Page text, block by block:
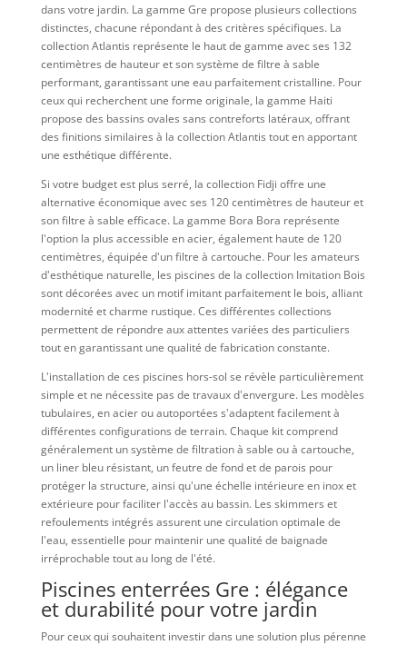
dans votre jardin. La gamme Gre propose plusieurs collections
distinctes, chacune répondant à des critères spécifiques. La
collection Atlantis représente le haut de gamme avec ses 132
centimètres de hauteur et son système de filtre à sable
performant, garantissant une eau parfaitement cristalline. Pour
ceux qui recherchent une forme originale, la gamme Haiti
propose des bassins ovales sans contreforts latéraux, offrant
des finitions similaires à la collection Atlantis tout en apportant
une esthétique différente.
Si votre budget est plus serré, la collection Fidji offre une
alternative économique avec ses 120 centimètres de hauteur et
son filtre à sable efficace. La gamme Bora Bora représente
l'option la plus accessible en acier, également haute de 120
centimètres, équipée d'un filtre à cartouche. Pour les amateurs
d'esthétique naturelle, les piscines de la collection Imitation Bois
sont décorées avec un motif imitant parfaitement le bois, alliant
modernité et charme rustique. Ces différentes collections
permettent de répondre aux attentes variées des particuliers
tout en garantissant une qualité de fabrication constante.
L'installation de ces piscines hors-sol se révèle particulièrement
simple et ne nécessite pas de travaux d'envergure. Les modèles
tubulaires, en acier ou autoportées s'adaptent facilement à
différentes configurations de terrain. Chaque kit comprend
généralement un système de filtration à sable ou à cartouche,
un liner bleu résistant, un feutre de fond et de parois pour
protéger la structure, ainsi qu'une échelle intérieure en inox et
extérieure pour faciliter l'accès au bassin. Les skimmers et
refoulements intégrés assurent une circulation optimale de
l'eau, essentielle pour maintenir une qualité de baignade
irréprochable tout au long de l'été.
Piscines enterrées Gre : élégance
et durabilité pour votre jardin
Pour ceux qui souhaitent investir dans une solution plus pérenne